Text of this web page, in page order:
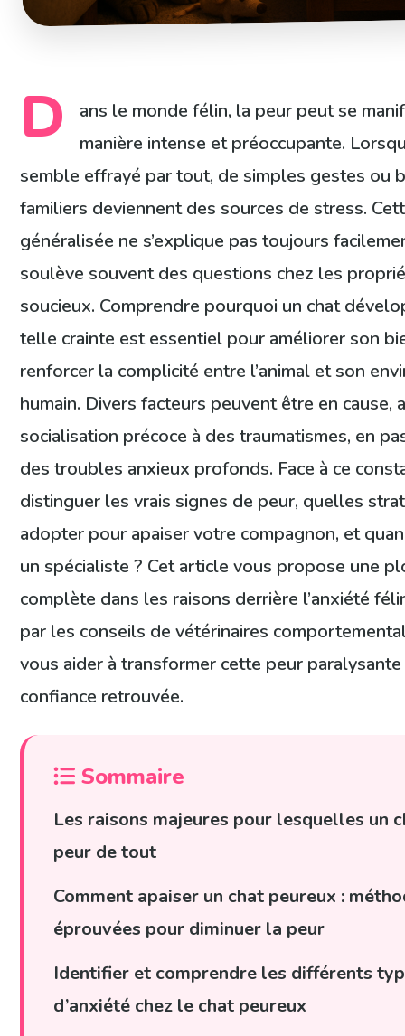
D
ans le monde félin, la peur peut se
manière intense et préoccupante.
semble effrayé par tout, de simples gestes ou
familiers deviennent des sources de stress.
généralisée ne s’explique pas toujours
soulève souvent des questions chez les
soucieux. Comprendre pourquoi un chat
telle crainte est essentiel pour améliorer son
renforcer la complicité entre l’animal et son
humain. Divers facteurs peuvent être en cause,
socialisation précoce à des traumatismes, en
des troubles anxieux profonds. Face à ce
distinguer les vrais signes de peur, quelles
adopter pour apaiser votre compagnon, et
un spécialiste ? Cet article vous propose une
complète dans les raisons derrière l’anxiété
par les conseils de vétérinaires
vous aider à transformer cette peur
confiance retrouvée.
Sommaire
Les raisons majeures pour lesquelles un
peur de tout
Comment apaiser un chat peureux :
éprouvées pour diminuer la peur
Identifier et comprendre les différents
d’anxiété chez le chat peureux